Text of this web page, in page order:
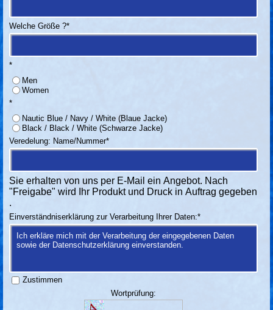
Welche Größe ?*
*
Men
Women
*
Nautic Blue / Navy / White (Blaue Jacke)
Black / Black / White (Schwarze Jacke)
Veredelung: Name/Nummer*
Sie erhalten von uns per E-Mail ein Angebot. Nach
"Freigabe" wird Ihr Produkt und Druck in Auftrag gegeben
.
Einverständniserklärung zur Verarbeitung Ihrer Daten:*
Ich erkläre mich mit der Verarbeitung der eingegebenen Daten
sowie der Datenschutzerklärung einverstanden.
Zustimmen
Wortprüfung: